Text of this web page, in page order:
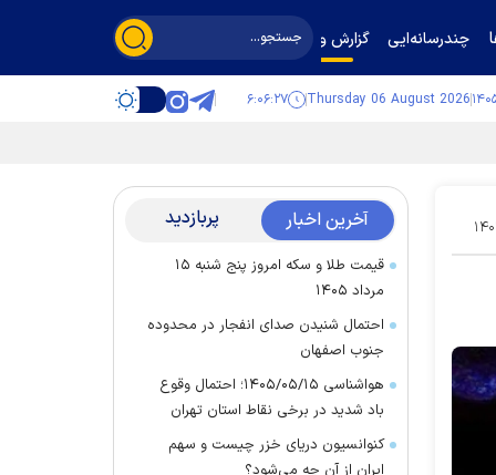
چندرسانه‌ایی گزارش و گفت‌وگو
Thursday 06 August 2026 ۶:۰۶:۲۸
۱۴ آخرین اخبار پربازدید
قیمت طلا و سکه امروز پنج شنبه ۱۵
مرداد ۱۴۰۵
احتمال شنیدن صدای انفجار در محدوده
جنوب اصفهان
هواشناسی ۱۴۰۵/۰۵/۱۵؛ احتمال وقوع
باد شدید در برخی نقاط استان تهران
کنوانسیون دریای خزر چیست و سهم
ایران از آن چه می‌شود؟